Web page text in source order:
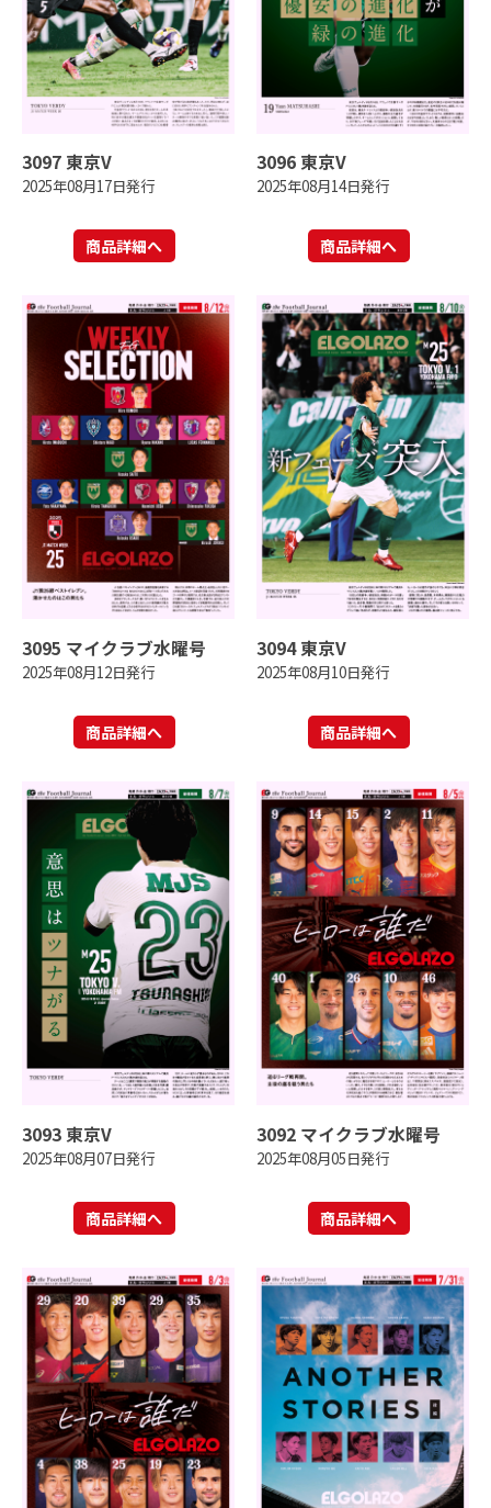
3097 東京V
2025年08月17日発行
商品詳細へ
3096 東京V
2025年08月14日発行
商品詳細へ
3095 マイクラブ水曜号
2025年08月12日発行
商品詳細へ
3094 東京V
2025年08月10日発行
商品詳細へ
3093 東京V
2025年08月07日発行
商品詳細へ
3092 マイクラブ水曜号
2025年08月05日発行
商品詳細へ